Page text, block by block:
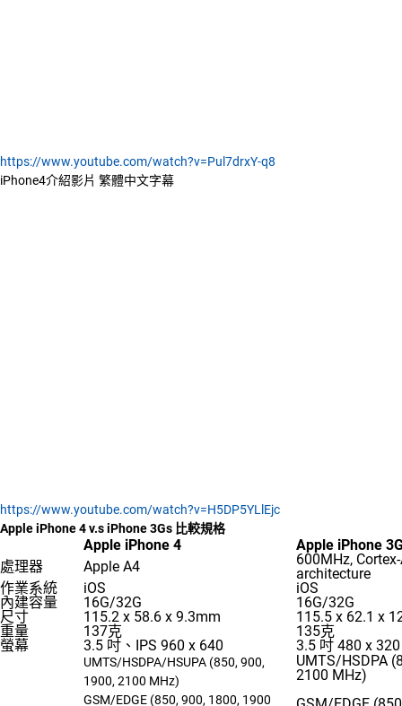
https://www.youtube.com/watch?v=Pul7drxY-q8
iPhone4介紹影片 繁體中文字幕
https://www.youtube.com/watch?v=H5DP5YLlEjc
Apple iPhone 4 v.s iPhone 3Gs 比較規格
Apple iPhone 4
Apple iPhone
處理器
Apple A4
600MHz,
architecture
作業系統
iOS
iOS
內建容量
16G/32G
16G/32G
尺寸
115.2 x 58.6 x 9.3mm
115.5 x 62.1 x
重量
137克
135克
螢幕
3.5 吋、IPS 960 x 640 3.5 吋 480 x 320
UMTS/HSDPA/HSUPA (850, 900,
1900, 2100 MHz)
GSM/EDGE (850, 900, 1800, 1900
UMTS/HSDPA
2100 MHz)